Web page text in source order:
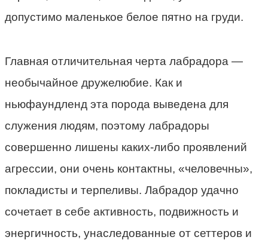
допустимо маленькое белое пятно на груди.
Главная отличительная черта лабрадора —
необычайное дружелюбие. Как и
ньюфаундленд эта порода выведена для
служения людям, поэтому лабрадоры
совершенно лишены каких-либо проявлений
агрессии, они очень контактны, «человечны»,
покладисты и терпеливы. Лабрадор удачно
сочетает в себе активность, подвижность и
энергичность, унаследованные от сеттеров и